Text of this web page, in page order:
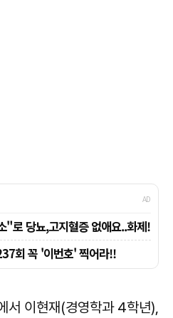
서 이현재(경영학과 4학년),